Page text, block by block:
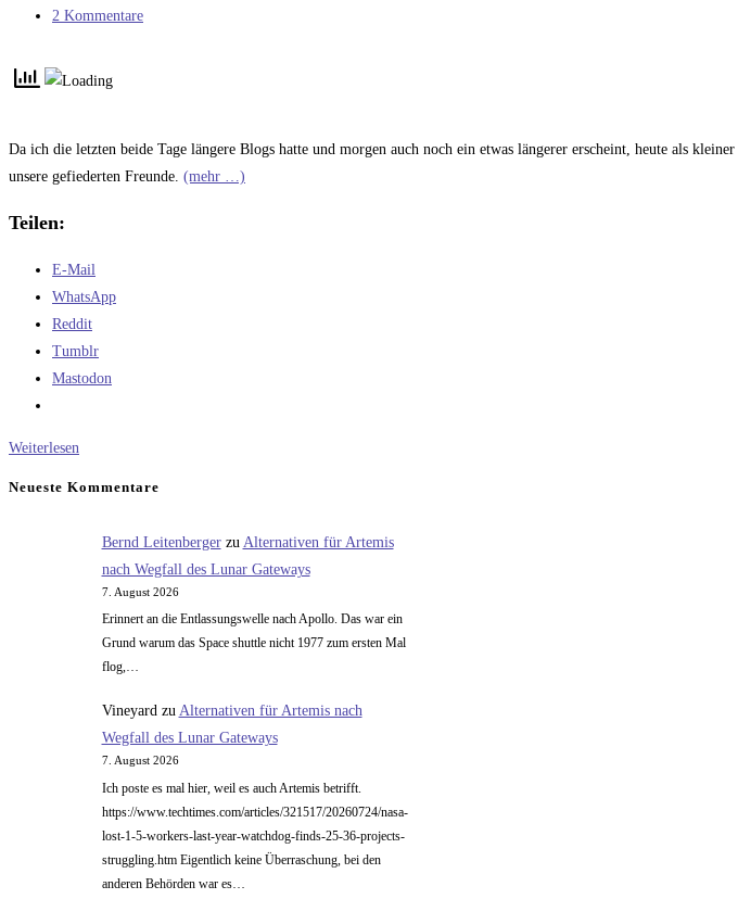
Kategorie:
Beitrags-
2 Kommentare
Da ich die letzten beide Tage längere Blogs hatte und morgen auch noch ein etwas längerer erscheint, heute als
unsere gefiederten Freunde. (mehr …)
Teilen:
E-Mail
WhatsApp
Reddit
Tumblr
Mastodon
Weiterlesen
Vogelfutter
Neueste Kommentare
Bernd Leitenbergerzu Alternativen für Artemis
nach Wegfall des Lunar Gateways
7. August 2026
Erinnert an die Entlassungswelle nach Apollo. Das war ein
Grund warum das Space shuttle nicht 1977 zum ersten Mal
flog,…
Vineyardzu Alternativen für Artemis nach
Wegfall des Lunar Gateways
7. August 2026
Ich poste es mal hier, weil es auch Artemis betrifft.
https://www.techtimes.com/articles/321517/20260724/nasa-
lost-1-5-workers-last-year-watchdog-finds-25-36-projects-
struggling.htm Eigentlich keine Überraschung, bei den
anderen Behörden war es…